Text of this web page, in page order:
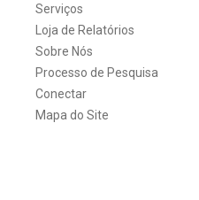
Serviços
Loja de Relatórios
Sobre Nós
Processo de Pesquisa
Conectar
Mapa do Site